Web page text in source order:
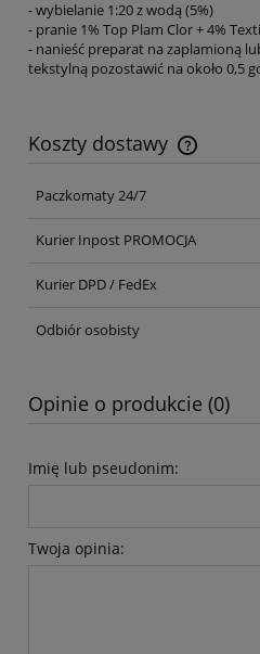
- wybielanie 1:20 z wodą (5%)
- pranie 1% Top Plam Clor + 4%
- nanieść preparat na zaplamioną
tekstylną pozostawić na około 0,5
Koszty dostawy
Cena nie zawiera ewentualnych
Paczkomaty 24/7
Kurier Inpost PROMOCJA
Kurier DPD / FedEx
Odbiór osobisty
Opinie o produkcie (0)
Imię lub pseudonim:
Twoja opinia: